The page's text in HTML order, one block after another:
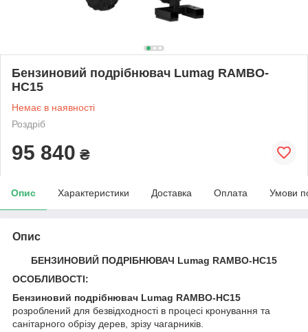
Бензиновий подрібнювач Lumag RAMBO-
HC15
Немає в наявності
Роздріб
95 840 ₴
Опис Характеристики Доставка Оплата Умови
Опис
БЕНЗИНОВИЙ ПОДРІБНЮВАЧ Lumag RAMBO-HC15
ОСОБЛИВОСТІ:
Бензиновий подрібнювач Lumag RAMBO-HC15
розроблений для безвідходності в процесі кронування та
санітарного обрізу дерев, зрізу чагарників.